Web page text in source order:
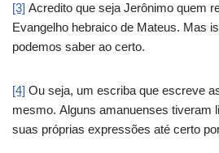
[3] Acredito que seja Jerônimo quem
Evangelho hebraico de Mateus. Mas
podemos saber ao certo.
[4] Ou seja, um escriba que escreve
mesmo. Alguns amanuenses tiveram
suas próprias expressões até certo